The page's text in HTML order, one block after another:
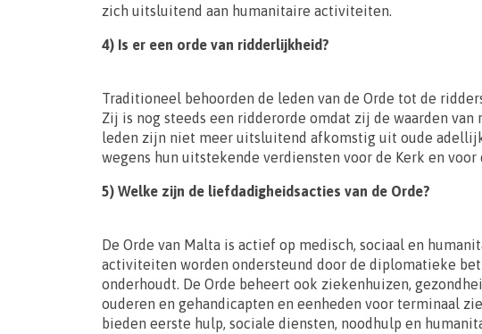
zich uitsluitend aan humanitaire activiteiten.
4) Is er een orde van ridderlijkheid?
Traditioneel behoorden de leden van de Orde tot de
Zij is nog steeds een ridderorde omdat zij de waarden
leden zijn niet meer uitsluitend afkomstig uit oude
wegens hun uitstekende verdiensten voor de Kerk en voor
5) Welke zijn de liefdadigheidsacties van de Orde?
De Orde van Malta is actief op medisch, sociaal en
activiteiten worden ondersteund door de diplomatieke
onderhoudt. De Orde beheert ook ziekenhuizen,
ouderen en gehandicapten en eenheden voor terminaal
bieden eerste hulp, sociale diensten, noodhulp en